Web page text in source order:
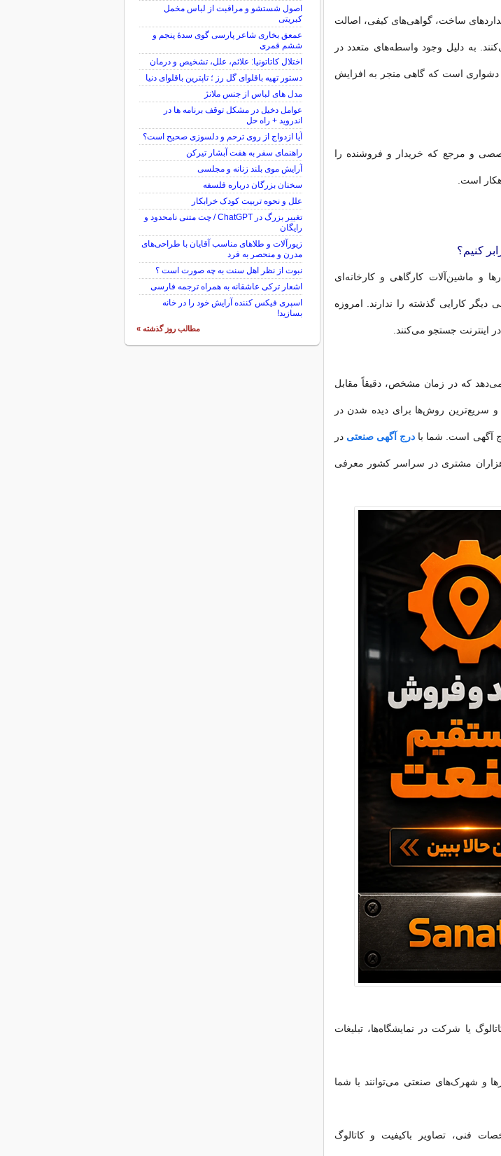
ساخت، گواهی‌های کیفی، اصالت
به دلیل وجود واسطه‌های متعدد در
دشواری است که گاهی منجر به افزایش
و مرجع که خریدار و فروشنده را
است.
کنیم؟
و ماشین‌آلات کارگاهی و کارخانه‌ای
دیگر کارایی گذشته را ندارند. امروزه
اینترنت جستجو می‌کنند.
که در زمان مشخص، دقیقاً مقابل
سریع‌ترین روش‌ها برای دیده شدن در
آگهی است. شما بادرج آگهی صنعتی در
هزاران مشتری در سراسر کشور معرفی
یا شرکت در نمایشگاه‌ها، تبلیغات
و شهرک‌های صنعتی می‌توانند با شما
فنی، تصاویر باکیفیت و کاتالوگ
اصول شستشو و مراقبت از لباس مخمل
کبریتی
عمعق بخاری شاعر پارسی گوی سدهٔ پنجم و
ششم قمری
اختلال کاتاتونیا: علائم، علل، تشخیص و درمان
دستور تهیه باقلوای گل رز ؛ تاپترین باقلوای دنیا
مدل های لباس از جنس ملانژ
عوامل دخیل در مشکل توقف برنامه ها در
اندروید + راه حل
آیا ازدواج از روی ترحم و دلسوزی صحیح است؟
راهنمای سفر به هفت آبشار تیرکن
آرایش موی بلند زنانه و مجلسی
سخنان بزرگان درباره فلسفه
علل و نحوه تربیت کودک خرابکار
تغییر بزرگ در ChatGPT / چت متنی نامحدود و
رایگان
زیورآلات و طلاهای مناسب آقایان با طراحی‌های
مدرن و منحصر به فرد
نبوت از نظر اهل سنت به چه صورت است ؟
اشعار ترکی عاشقانه به همراه ترجمه فارسی
اسپری فیکس کننده آرایش خود را در خانه
بسازید!
مطالب روز گذشته »